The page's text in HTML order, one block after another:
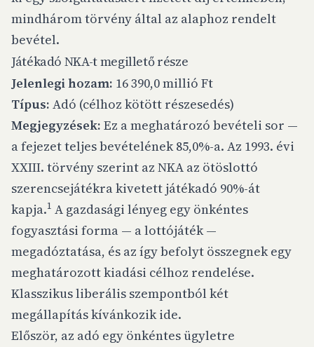
mindhárom törvény által az alaphoz rendelt
bevétel.
Játékadó NKA-t megillető része
Jelenlegi hozam: 16 390,0 millió Ft
Típus: Adó (célhoz kötött részesedés)
Megjegyzések: Ez a meghatározó bevételi sor —
a fejezet teljes bevételének 85,0%-a. Az 1993. évi
XXIII. törvény szerint az NKA az ötöslottó
szerencsejátékra kivetett játékadó 90%-át
kapja.1 A gazdasági lényeg egy önkéntes
fogyasztási forma — a lottójáték —
megadóztatása, és az így befolyt összegnek egy
meghatározott kiadási célhoz rendelése.
Klasszikus liberális szempontból két
megállapítás kívánkozik ide.
Először, az adó egy önkéntes ügyletre